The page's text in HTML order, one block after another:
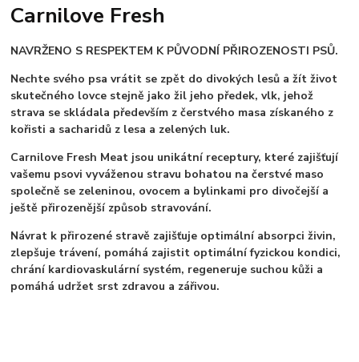
Carnilove Fresh
NAVRŽENO S RESPEKTEM K PŮVODNÍ PŘIROZENOSTI PSŮ.
Nechte svého psa vrátit se zpět do divokých lesů a žít život
skutečného lovce stejně jako žil jeho předek, vlk, jehož
strava se skládala především z čerstvého masa získaného z
kořisti a sacharidů z lesa a zelených luk.
Carnilove Fresh Meat jsou unikátní receptury, které zajišťují
vašemu psovi vyváženou stravu bohatou na čerstvé maso
společně se zeleninou, ovocem a bylinkami pro divočejší a
ještě přirozenější způsob stravování.
Návrat k přirozené stravě zajišťuje optimální absorpci živin,
zlepšuje trávení, pomáhá zajistit optimální fyzickou kondici,
chrání kardiovaskulární systém, regeneruje suchou kůži a
pomáhá udržet srst zdravou a zářivou.